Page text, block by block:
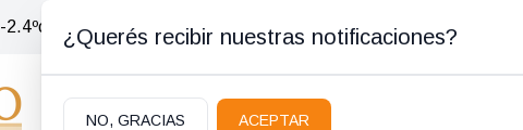
-2.4ºc | Villa la Angostura
¿Querés recibir nuestras notificaciones?
NO, GRACIAS ACEPTAR